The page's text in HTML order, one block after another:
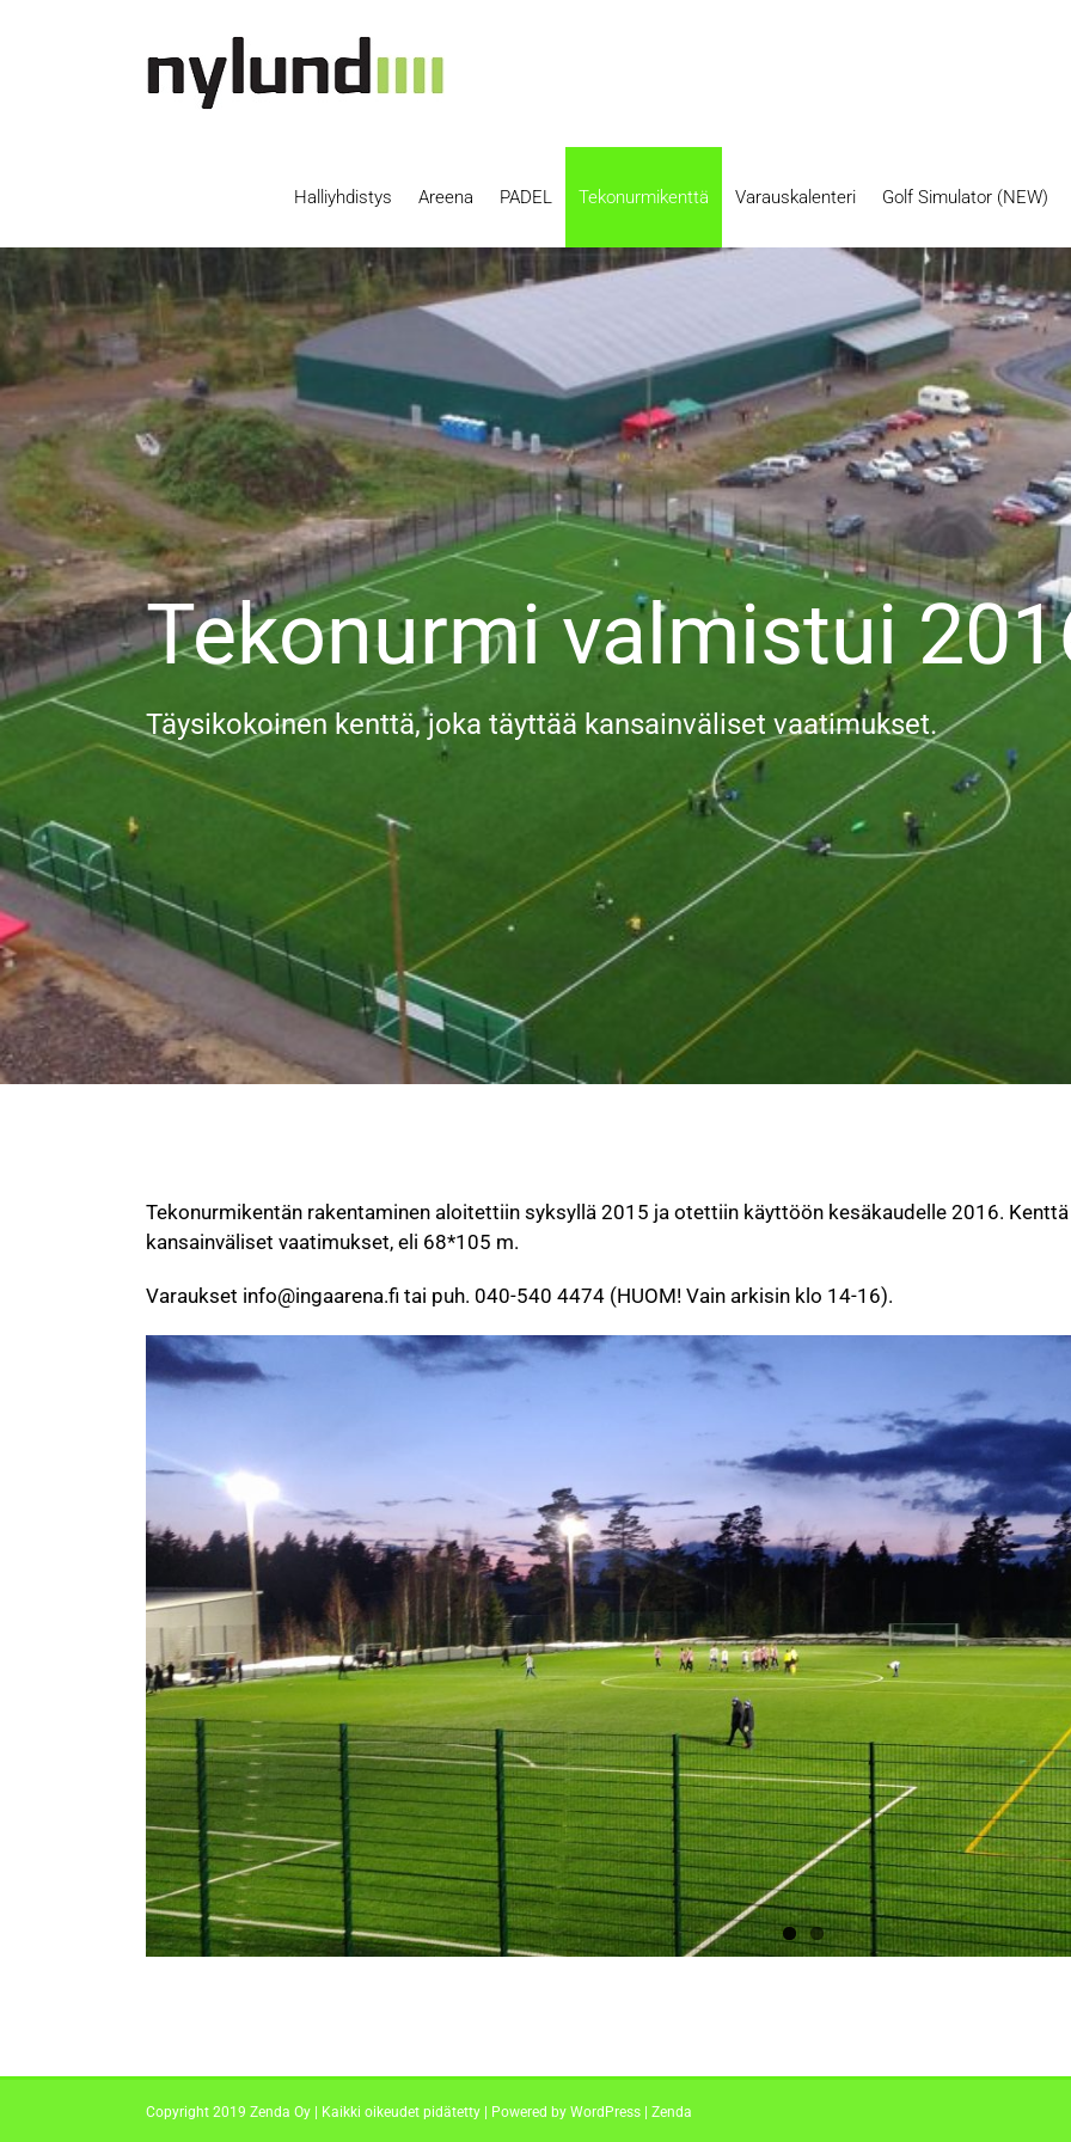
Halliyhdistys Areena PADEL Tekonurmikenttä Varauskalenteri Golf Simulator (NEW)
Tekonurmi valmistui
Täysikokoinen kenttä, joka täyttää kansainväliset vaatimukset.
Tekonurmikentän rakentaminen aloitettiin syksyllä 2015 ja otettiin käyttöön kesäkaudelle 2016.
kansainväliset vaatimukset, eli 68*105 m.
Varaukset info@ingaarena.fi tai puh. 040-540 4474 (HUOM! Vain arkisin klo 14-16).
Copyright 2019 Zenda Oy | Kaikki oikeudet pidätetty | Powered by WordPress | Zenda